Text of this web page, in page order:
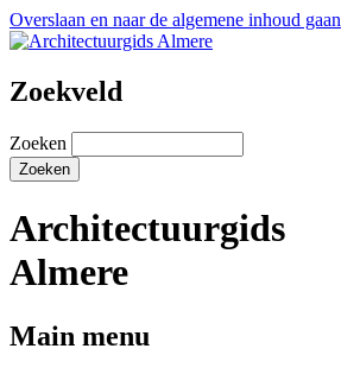
Overslaan en naar de algemene inhoud gaan
Zoekveld
Zoeken
Architectuurgids
Almere
Main menu